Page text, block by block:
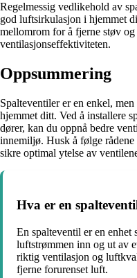
Regelmessig vedlikehold av
god luftsirkulasjon i hjemmet
mellomrom for å fjerne støv
ventilasjonseffektiviteten.
Oppsummering
Spalteventiler er en enkel,
hjemmet ditt. Ved å installere
dører, kan du oppnå bedre
innemiljø. Husk å følge
sikre optimal ytelse av
Hva er en
En spalteventil er en enhet
luftstrømmen inn og ut av
riktig ventilasjon og
fjerne forurenset luft.